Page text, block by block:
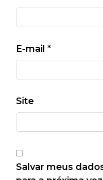
E-mail *
Site
Salvar meus